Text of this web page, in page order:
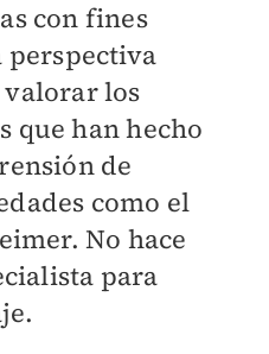
con fines
perspectiva
los
que han hecho
de
como el
No hace
para